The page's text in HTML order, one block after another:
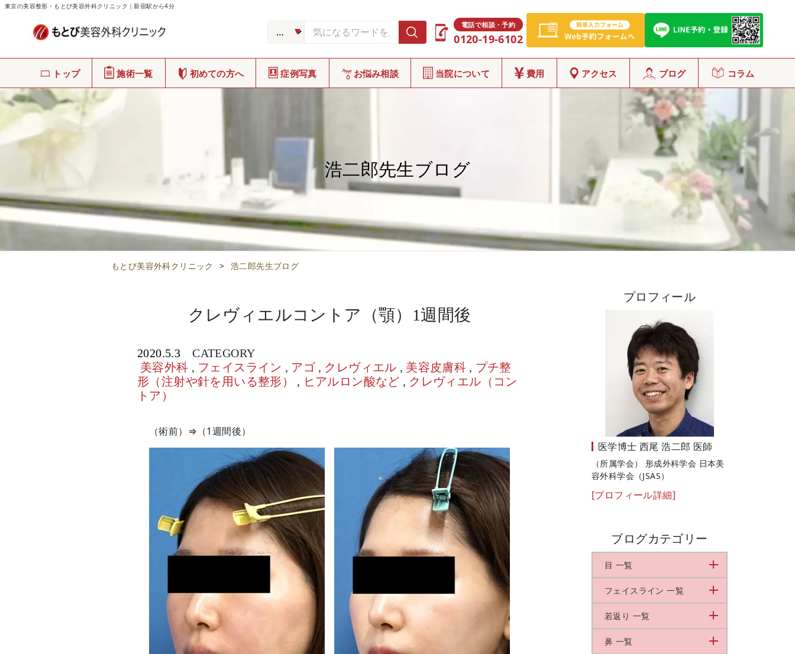
東京の美容整形・もとび美容外科クリニック｜新宿駅から4分
電話で相談・予約
0120-19-6102
トップ 施術一覧 初めての方へ 症例写真 お悩み相談 当院について 費用 アクセス ブログ コラム
浩二郎先生ブログ
もとび美容外科クリニック > 浩二郎先生ブログ
クレヴィエルコントア（顎）1週間後
2020.5.3
CATEGORY
美容外科 , フェイスライン , アゴ , クレヴィエル , 美容皮膚科 , プチ整
形（注射や針を用いる整形）
, ヒアルロン酸など , クレヴィエル（コン
トア）
（術前）⇒（1週間後）
プロフィール
医学博士 西尾 浩二郎 医師
（所属学会） 形成外科学会 日本美
容外科学会（JSAS）
[プロフィール詳細]
ブログカテゴリー
目 一覧
フェイスライン 一覧
若返り 一覧
鼻 一覧